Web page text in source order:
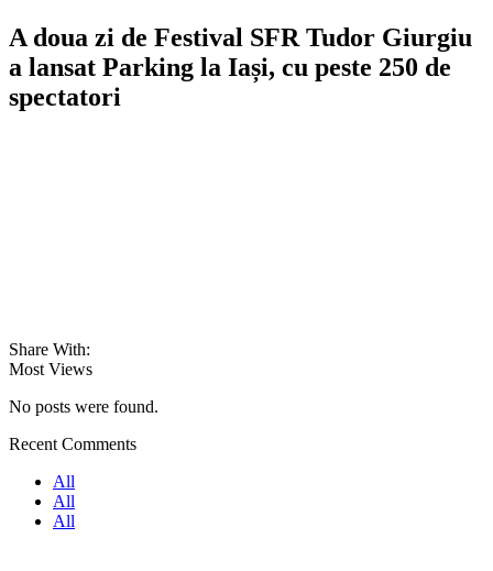
A doua zi de Festival SFR Tudor Giurgiu
a lansat Parking la Iași, cu peste 250 de
spectatori
Share With:
Most Views
No posts were found.
Recent Comments
All
All
All